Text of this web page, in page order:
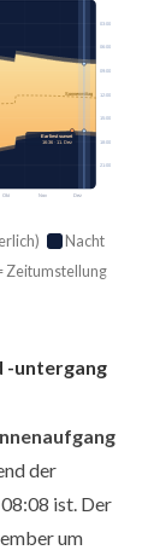
Okt Nov Dez
Sonnenmittag
03:00
06:00
09:00
12:00
15:00
18:00
21:00
Earliest sunset
16:36 · 11. Dez
Nacht
Zeitumstellung
-untergang
der
08:08 ist. Der
um